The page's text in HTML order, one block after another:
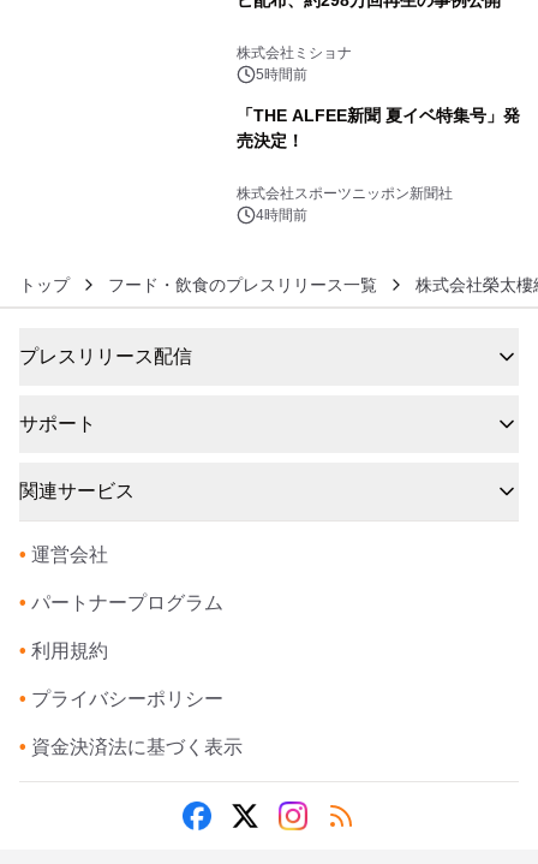
株式会社ミショナ
5時間前
「THE ALFEE新聞 夏イベ特集号」発
売決定！
株式会社スポーツニッポン新聞社
4時間前
トップ フード・飲食のプレスリリース一覧 株式会社榮太樓
プレスリリース配信
サポート
関連サービス
• 運営会社
• パートナープログラム
• 利用規約
• プライバシーポリシー
• 資金決済法に基づく表示